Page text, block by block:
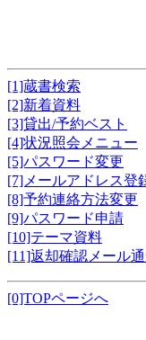
[1]蔵書検索
[2]新着資料
[3]貸出/予約ベスト
[4]状況照会メニュー
[5]パスワード変更
[7]メールアドレス登
[8]予約連絡方法変更
[9]パスワード申請
[10]テーマ資料
[11]返却確認メール
[0]TOPページへ